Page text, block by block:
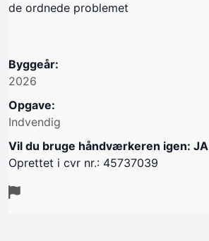
de ordnede problemet
Byggeår:
2026
Opgave:
Indvendig
Vil du bruge håndværkeren igen: JA
Oprettet i cvr nr.: 45737039